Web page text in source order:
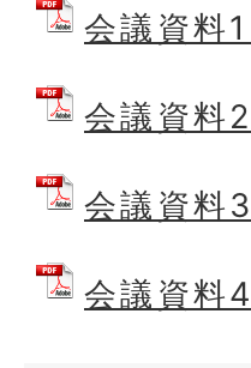
会議資料
会議資
会議資
会議資料